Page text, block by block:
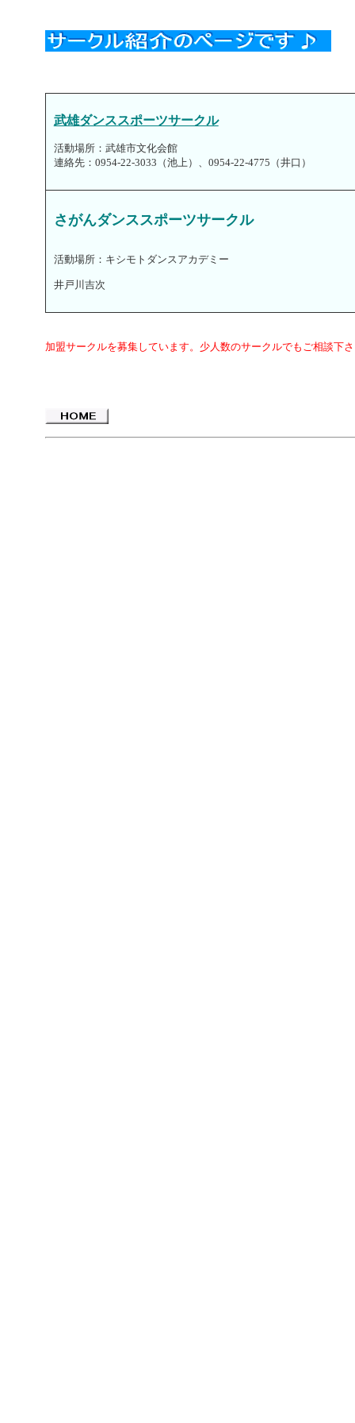
武雄ダンススポーツサークル
活動場所：武雄市文化会館
連絡先：0954-22-3033（池上）、0954-22-4775（井口）
さがんダンススポーツサークル
活動場所：キシモトダンスアカデミー
井戸川吉次
加盟サークルを募集しています。少人数のサークルでもご相談下